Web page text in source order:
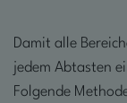
Damit alle
jedem Abtasten
Folgende